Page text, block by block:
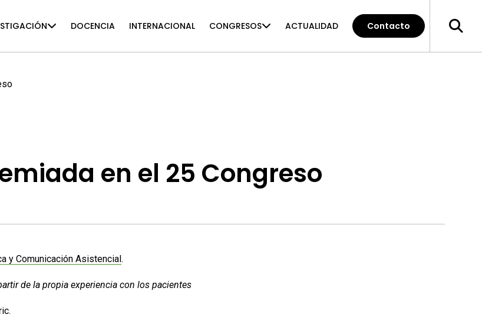
DOCENCIA INTERNACIONAL CONGRESOS ACTUALIDAD Contacto
en el 25 Congreso
y Comunicación Asistencial.
de la propia experiencia con los pacientes